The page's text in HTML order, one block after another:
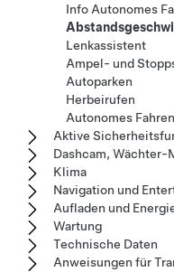
Info Autonomes
Lenkassistent
Ampel- und
Autoparken
Herbeirufen
Autonomes
Aktive
Dashcam, Wächter-
Klima
Navigation und
Aufladen und
Wartung
Technische Daten
Anweisungen für